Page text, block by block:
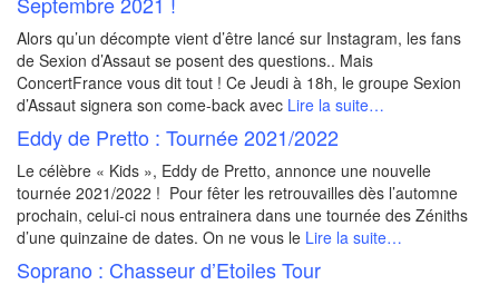
Alors qu’un décompte vient d’être lancé sur Instagram, les fans
de Sexion d’Assaut se posent des questions.. Mais
ConcertFrance vous dit tout ! Ce Jeudi à 18h, le groupe Sexion
d’Assaut signera son come-back avec Lire la suite…
Eddy de Pretto : Tournée 2021/2022
Le célèbre « Kids », Eddy de Pretto, annonce une nouvelle
tournée 2021/2022 ! Pour fêter les retrouvailles dès l’automne
prochain, celui-ci nous entrainera dans une tournée des Zéniths
d’une quinzaine de dates. On ne vous le Lire la suite…
Soprano : Chasseur d’Etoiles Tour